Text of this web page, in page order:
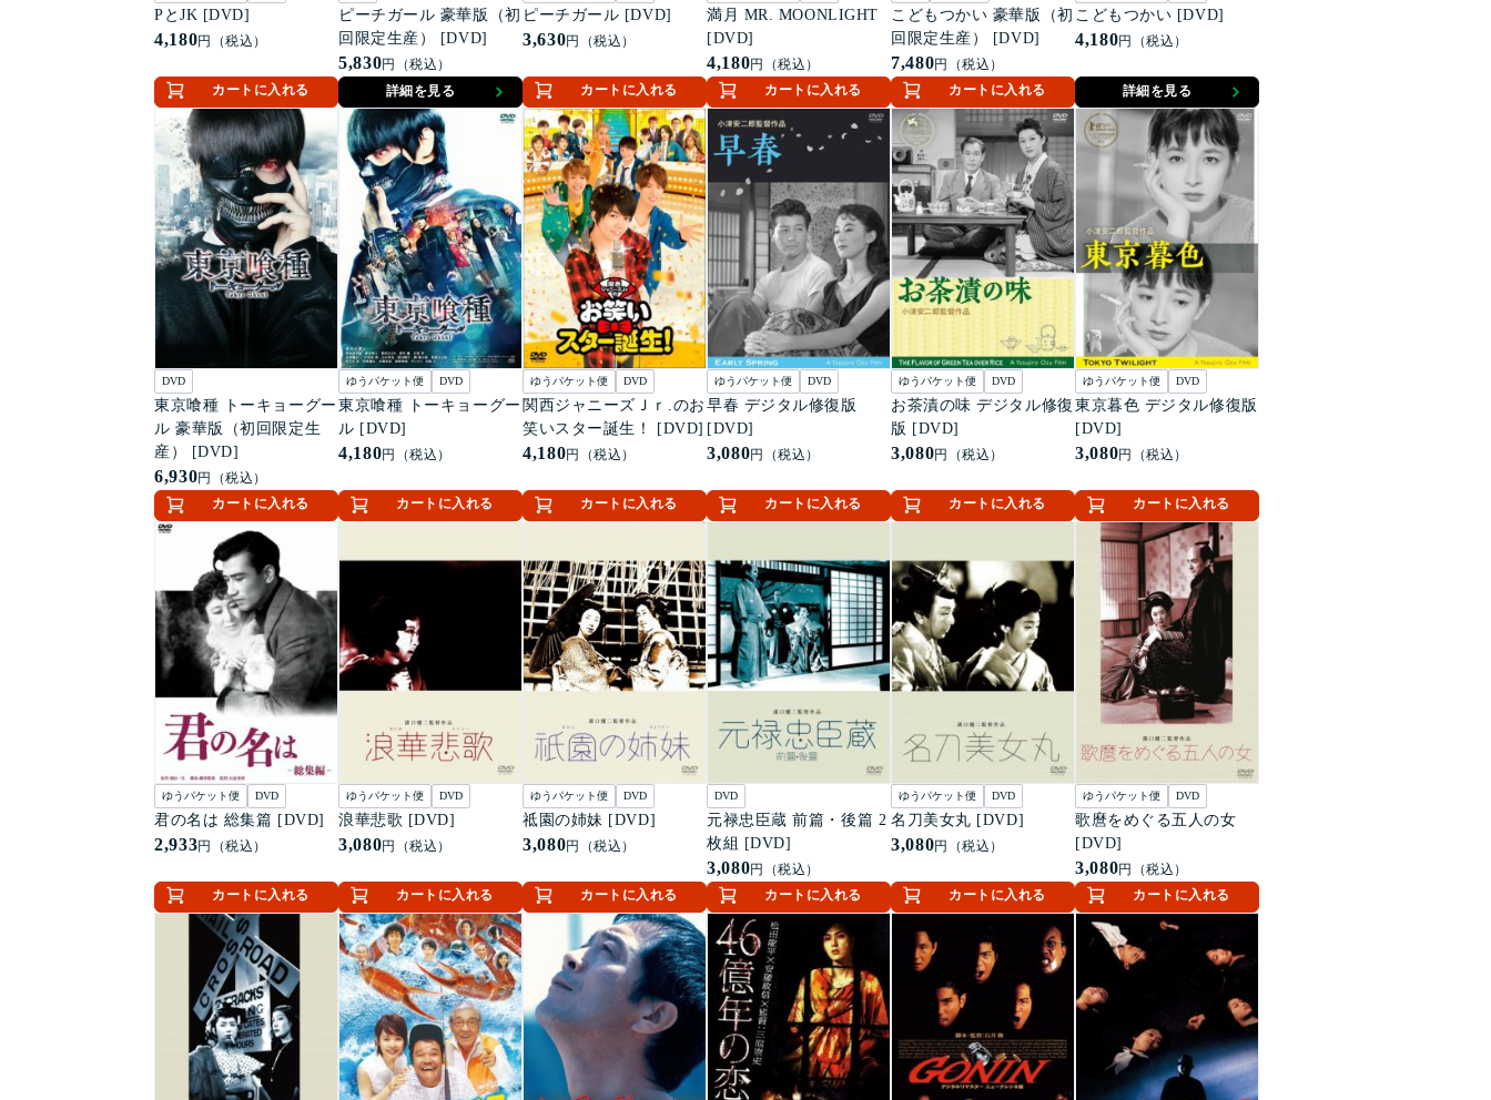
PとJK [DVD]
4,180円（税込）
カートに入れる
ピーチガール 豪華版（初
回限定生産） [DVD]
5,830円（税込）
詳細を見る
ピーチガール [DVD]
3,630円（税込）
カートに入れる
満月 MR. MOONLIGHT
[DVD]
4,180円（税込）
カートに入れる
こどもつかい 豪華版（初
回限定生産） [DVD]
7,480円（税込）
カートに入れる
こどもつかい [DVD]
4,180円（税込）
詳細を見る
DVD
東京喰種 トーキョーグー
ル 豪華版（初回限定生
産） [DVD]
6,930円（税込）
カートに入れる
ゆうパケット便 DVD
東京喰種 トーキョーグー
ル [DVD]
4,180円（税込）
カートに入れる
ゆうパケット便 DVD
関西ジャニーズＪｒ.のお
笑いスター誕生！ [DVD]
4,180円（税込）
カートに入れる
ゆうパケット便 DVD
早春 デジタル修復版
[DVD]
3,080円（税込）
カートに入れる
ゆうパケット便 DVD
お茶漬の味 デジタル修復
版 [DVD]
3,080円（税込）
カートに入れる
ゆうパケット便 DVD
東京暮色 デジタル修復版
[DVD]
3,080円（税込）
カートに入れる
ゆうパケット便 DVD
君の名は 総集篇 [DVD]
2,933円（税込）
カートに入れる
ゆうパケット便 DVD
浪華悲歌 [DVD]
3,080円（税込）
カートに入れる
ゆうパケット便 DVD
祗園の姉妹 [DVD]
3,080円（税込）
カートに入れる
DVD
元禄忠臣蔵 前篇・後篇 2
枚組 [DVD]
3,080円（税込）
カートに入れる
ゆうパケット便 DVD
名刀美女丸 [DVD]
3,080円（税込）
カートに入れる
ゆうパケット便 DVD
歌麿をめぐる五人の女
[DVD]
3,080円（税込）
カートに入れる